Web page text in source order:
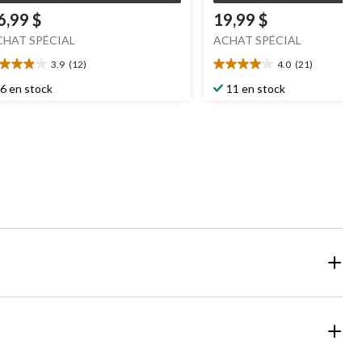
$
SPÉCIAL
3.9 (12)
6 en stock
19,99 $
ACHAT SPÉCIAL
4.0 (21)
4.0
étoile(s)
11 en stock